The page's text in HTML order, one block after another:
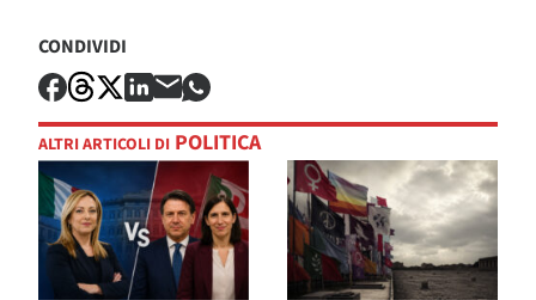
CONDIVIDI
ALTRI ARTICOLI DI POLITICA